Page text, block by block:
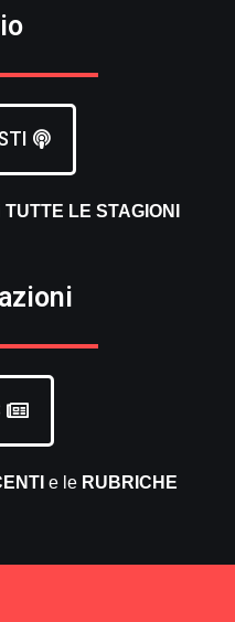
TUTTE LE STAGIONI
e le RUBRICHE